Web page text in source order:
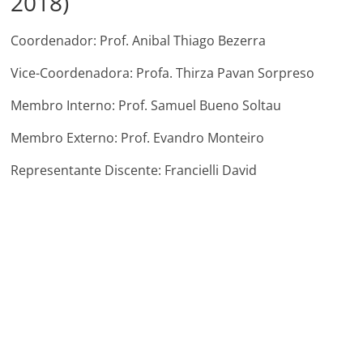
Coordenador: Prof. Anibal Thiago Bezerra
Vice-Coordenadora: Profa. Thirza Pavan Sorpreso
Membro Interno: Prof. Samuel Bueno Soltau
Membro Externo: Prof. Evandro Monteiro
Representante Discente: Francielli David